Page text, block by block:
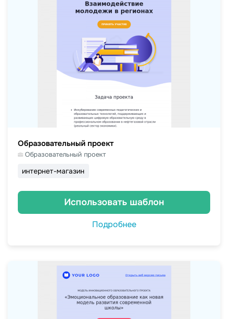
Образовательный проект
Образовательный проект
интернет-магазин
Использовать шаблон
Подробнее